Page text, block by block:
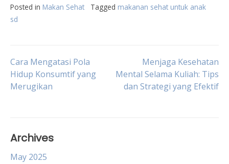
Posted in Makan Sehat Tagged makanan sehat untuk anak
sd
Post
navigation
Cara Mengatasi Pola
Hidup Konsumtif yang
Merugikan
Menjaga Kesehatan
Mental Selama Kuliah: Tips
dan Strategi yang Efektif
Archives
May 2025